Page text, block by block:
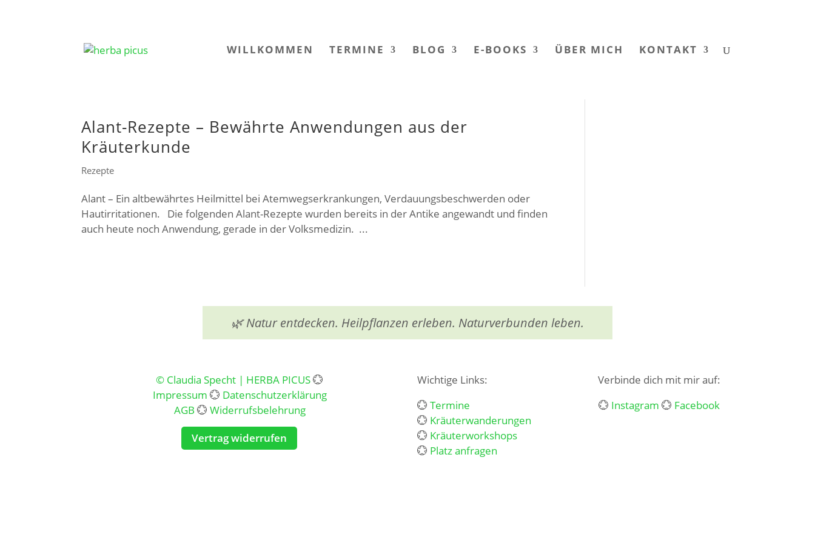
WILLKOMMEN TERMINE BLOG E-BOOKS ÜBER MICH KONTAKT
Alant-Rezepte – Bewährte Anwendungen aus der
Kräuterkunde
Rezepte
Alant – Ein altbewährtes Heilmittel bei Atemwegserkrankungen, Verdauungsbeschwerden oder
Hautirritationen. Die folgenden Alant-Rezepte wurden bereits in der Antike angewandt und finden
auch heute noch Anwendung, gerade in der Volksmedizin. ...
🌿 Natur entdecken. Heilpflanzen erleben. Naturverbunden leben.
© Claudia Specht | HERBA PICUS💮
Impressum 💮 Datenschutzerklärung
AGB 💮 Widerrufsbelehrung
Vertrag widerrufen
Wichtige Links:
💮Termine
💮 Kräuterwanderungen
💮 Kräuterworkshops
💮 Platz anfragen
Verbinde dich mit mir auf:
💮 Instagram 💮 Facebook